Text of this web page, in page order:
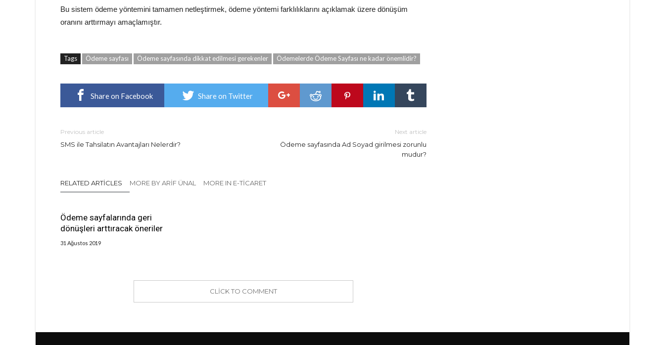
Bu sistem ödeme yöntemini tamamen netleştirmek, ödeme yöntemi farklılıklarını açıklamak üzere dönüşüm
oranını arttırmayı amaçlamıştır.
Tags Ödeme sayfası Ödeme sayfasında dikkat edilmesi gerekenler Ödemelerde Ödeme Sayfası ne kadar önemlidir?
Share on Facebook Share on Twitter
Previous article
SMS ile Tahsilatın Avantajları Nelerdir?
Next article
Ödeme sayfasında Ad Soyad girilmesi zorunlu
mudur?
RELATED ARTICLES MORE BY ARIF ÜNAL MORE IN E-TICARET
Ödeme sayfalarında geri
dönüşleri arttıracak öneriler
31 Ağustos 2019
CLICK TO COMMENT